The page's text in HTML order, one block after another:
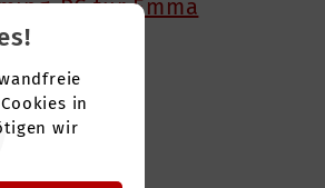
in
wir